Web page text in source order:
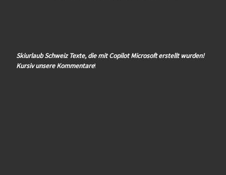
Skiurlaub Schweiz Texte, die mit Copilot Microsoft erstellt wurden!
Kursiv unsere Kommentare!